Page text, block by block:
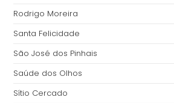
Rodrigo Moreira
Santa Felicidade
São José dos Pinhais
Saúde dos Olhos
Sítio Cercado